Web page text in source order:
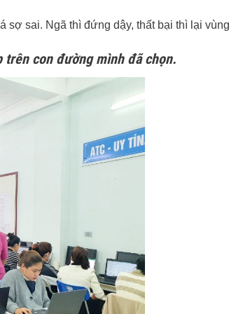
sợ sai. Ngã thì đứng dậy, thất bại thì lại
trên con đường mình đã chọn.